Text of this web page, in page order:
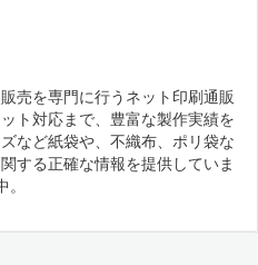
売を専門に行うネット印刷通販
ト対応まで、豊富な製作実績を
など紙袋や、不織布、ポリ袋な
する正確な情報を提供していま